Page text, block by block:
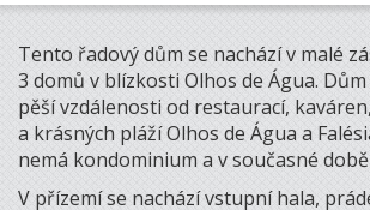
Tento řadový dům se nachází v malé
3 domů v blízkosti Olhos de Água.
pěší vzdálenosti od restaurací,
a krásných pláží Olhos de Água a
nemá kondominium a v současné
V přízemí se nachází vstupní hala,